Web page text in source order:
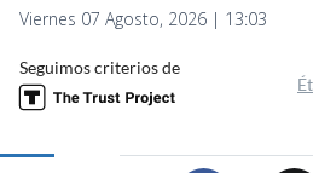
Viernes 07 Agosto, 2026 | 13:03
Seguimos criterios de